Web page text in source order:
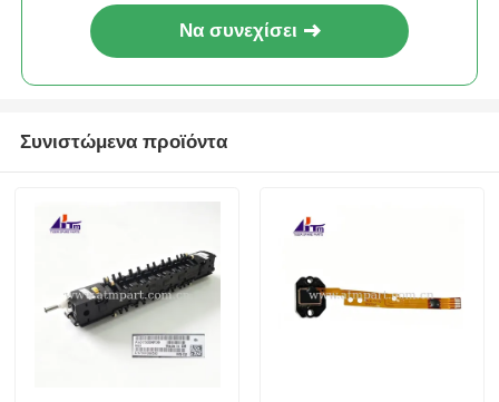
Να συνεχίσει
Συνιστώμενα προϊόντα